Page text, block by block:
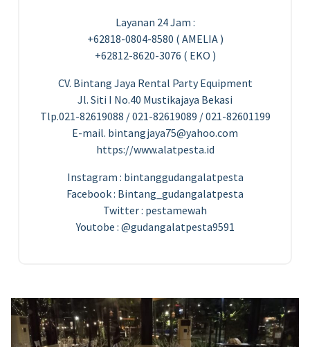
Layanan 24 Jam :
+62818-0804-8580 ( AMELIA )
+62812-8620-3076 ( EKO )
CV. Bintang Jaya Rental Party Equipment
Jl. Siti I No.40 Mustikajaya Bekasi
Tlp.021-82619088 / 021-82619089 / 021-82601199
E-mail. bintangjaya75@yahoo.com
https://www.alatpesta.id
Instagram : bintanggudangalatpesta
Facebook : Bintang_gudangalatpesta
Twitter : pestamewah
Youtobe : @gudangalatpesta9591